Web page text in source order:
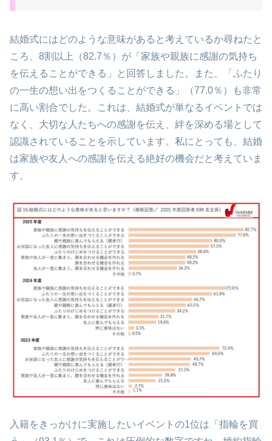
結婚式にはどのような意味があると考えているか尋ねたと
ころ、8割以上（82.7％）が「家族や親族に感謝の気持ち
を伝えることができる」と回答しました。また、「ふたり
の一生の想い出をつくることができる」（77.0％）も非常
に高い割合でした。これは、結婚式が単なるイベントでは
なく、大切な人たちへの感謝を伝え、絆を深める場として
認識されていることを示しています。私にとっても、結婚
は家族や友人への感謝を伝える絶好の機会だと考えていま
す。
入籍をきっかけに実施したいイベントの1位は「指輪を買